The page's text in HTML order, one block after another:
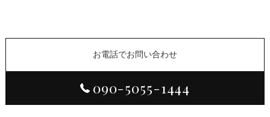
お電話でお問い合わせ
090-5055-1444